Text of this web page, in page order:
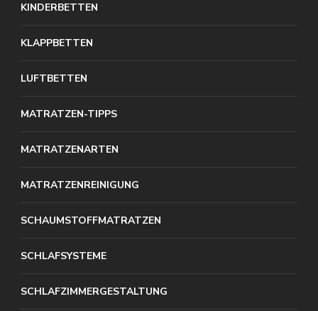
KINDERBETTEN
KLAPPBETTEN
LUFTBETTEN
MATRATZEN-TIPPS
MATRATZENARTEN
MATRATZENREINIGUNG
SCHAUMSTOFFMATRATZEN
SCHLAFSYSTEME
SCHLAFZIMMERGESTALTUNG